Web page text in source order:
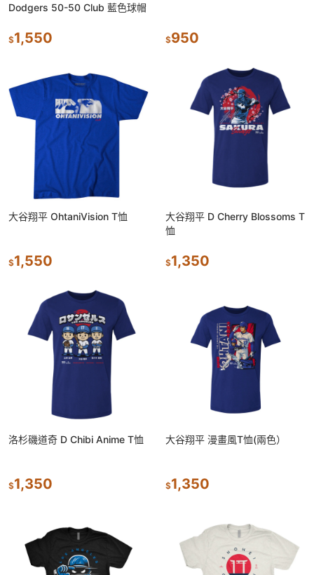
Dodgers 50-50 Club 藍色球帽
$1,550 $950
大谷翔平 OhtaniVision T恤
$1,550
大谷翔平 D Cherry Blossoms T
恤
$1,350
洛杉磯道奇 D Chibi Anime T恤
$1,350
大谷翔平 漫畫風T恤(兩色）
$1,350